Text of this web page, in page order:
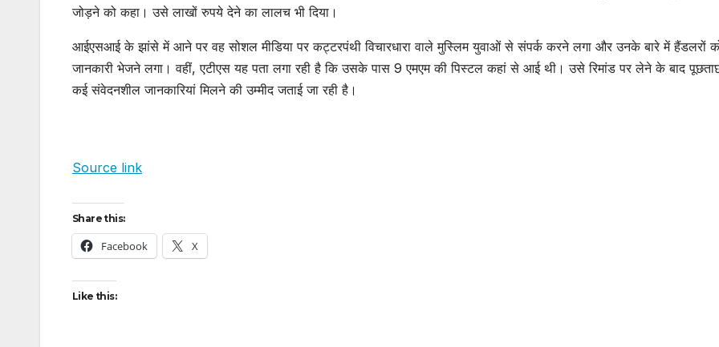
जोड़ने को कहा। उसे लाखों रुपये देने का लालच भी दिया।
आईएसआई के झांसे में आने पर वह सोशल मीडिया पर कट्टरपंथी विचारधारा वाले मुस्लिम युवाओं से संपर्क करने लगा और उनके बारे में हैंडलरों
जानकारी भेजने लगा। वहीं, एटीएस यह पता लगा रही है कि उसके पास 9 एमएम की पिस्टल कहां से आई थी। उसे रिमांड पर लेने के बाद
कई संवेदनशील जानकारियां मिलने की उम्मीद जताई जा रही है।
Source link
Share this:
Facebook X
Like this:
Saplings In
Water-filled
Bridge